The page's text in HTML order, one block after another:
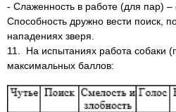
- Слаженность в работе (для пар) –
Способность дружно вести поиск,
нападениях зверя.
11. На испытаниях работа собаки
максимальных баллов: